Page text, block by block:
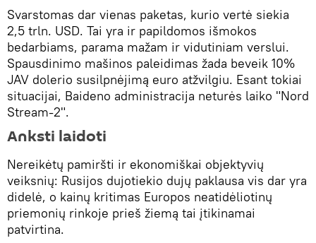
Svarstomas dar vienas paketas, kurio vertė siekia
2,5 trln. USD. Tai yra ir papildomos išmokos
bedarbiams, parama mažam ir vidutiniam verslui.
Spausdinimo mašinos paleidimas žada beveik 10%
JAV dolerio susilpnėjimą euro atžvilgiu. Esant tokiai
situacijai, Baideno administracija neturės laiko "Nord
Stream-2".
Anksti laidoti
Nereikėtų pamiršti ir ekonomiškai objektyvių
veiksnių: Rusijos dujotiekio dujų paklausa vis dar yra
didelė, o kainų kritimas Europos neatidėliotinų
priemonių rinkoje prieš žiemą tai įtikinamai
patvirtina.